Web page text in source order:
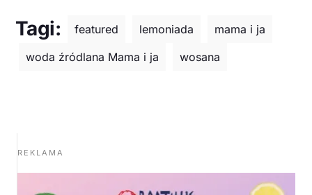
Tagi: featured lemoniada
mama i ja
woda źródlana Mama i ja
wosana
REKLAMA